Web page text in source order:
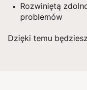
Rozwiniętą
problemów
Dzięki temu